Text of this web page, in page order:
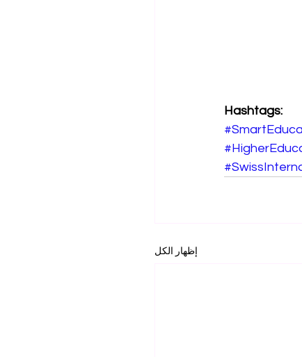
Hashtags:
إظهار الكل